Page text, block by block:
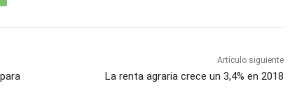
Artículo siguiente
La renta agraria crece un 3,4% en 2018